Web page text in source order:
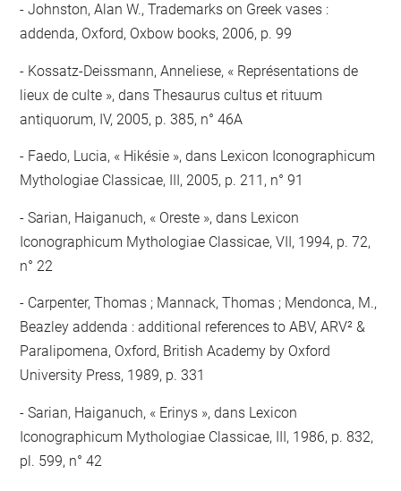
Johnston, Alan W., Trademarks on Greek vases :
addenda, Oxford, Oxbow books, 2006, p. 99
Kossatz-Deissmann, Anneliese, « Représentations de
lieux de culte », dans Thesaurus cultus et rituum
antiquorum, IV, 2005, p. 385, n° 46A
Faedo, Lucia, « Hikésie », dans Lexicon Iconographicum
Mythologiae Classicae, III, 2005, p. 211, n° 91
Sarian, Haiganuch, « Oreste », dans Lexicon
Iconographicum Mythologiae Classicae, VII, 1994, p. 72,
n° 22
Carpenter, Thomas ; Mannack, Thomas ; Mendonca, M.,
Beazley addenda : additional references to ABV, ARV² &
Paralipomena, Oxford, British Academy by Oxford
University Press, 1989, p. 331
Sarian, Haiganuch, « Erinys », dans Lexicon
Iconographicum Mythologiae Classicae, III, 1986, p. 832,
pl. 599, n° 42